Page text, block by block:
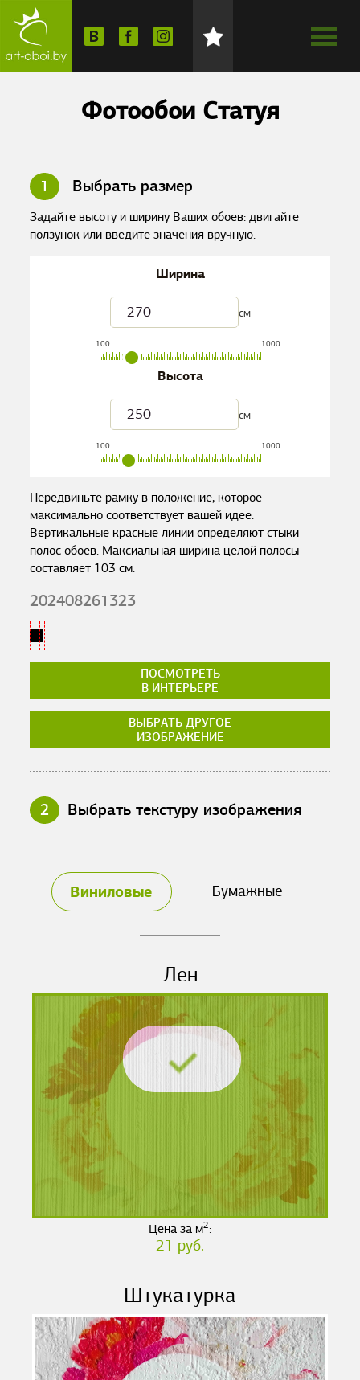
Фотообои Статуя
1 Выбрать размер
Задайте высоту и ширину Ваших обоев: двигайте
ползунок или введите значения вручную.
Ширина
см
100 1000
Высота
см
100 1000
Передвиньте рамку в положение, которое
максимально соответствует вашей идее.
Вертикальные красные линии определяют стыки
полос обоев. Максиальная ширина целой полосы
составляет 103 см.
202408261323
ПОСМОТРЕТЬ
В ИНТЕРЬЕРЕ
ВЫБРАТЬ ДРУГОЕ
ИЗОБРАЖЕНИЕ
2 Выбрать текстуру изображения
Виниловые Бумажные
Лен
Цена за м2:
21 руб.
Штукатурка